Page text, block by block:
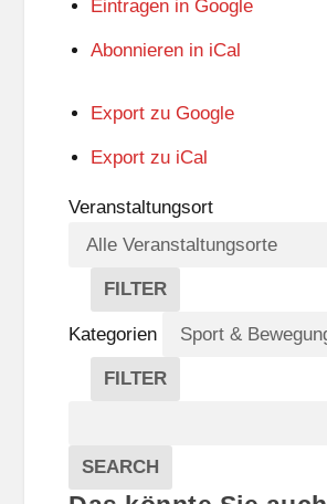
Eintragen in Google
Abonnieren in iCal
Export zu Google
Export zu iCal
Veranstaltungsort
FILTER
V
E
R
A
A
L
Kategorien
FILTER
E
G
Veranstaltungen
SEARCH